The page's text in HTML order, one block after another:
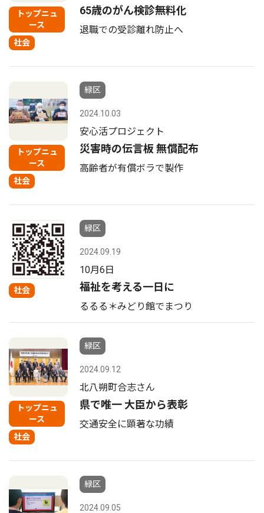
トップニュ
ース
社会
65歳のがん検診無料化
退職での受診離れ防止へ
トップニュ
ース
社会
緑区
2024.10.03
安心活プロジェクト
災害時の伝言板 無償配布
高齢者が有償ボラで製作
社会
緑区
2024.09.19
10月6日
福祉を考える一日に
るるる＊みどり館でまつり
トップニュ
ース
社会
緑区
2024.09.12
北八朔町合志さん
県で唯一 大臣から表彰
交通安全に顕著な功績
緑区
2024.09.05